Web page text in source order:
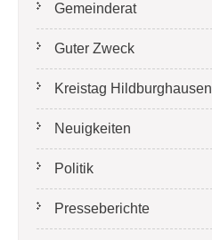
Gemeinderat
Guter Zweck
Kreistag Hildburghausen
Neuigkeiten
Politik
Presseberichte